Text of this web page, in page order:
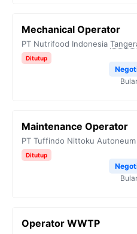
Mechanical Operator
PT Nutrifood Indonesia
Ditutup
Maintenance Operator
PT Tuffindo Nittoku Autoneum
Ditutup
Operator WWTP